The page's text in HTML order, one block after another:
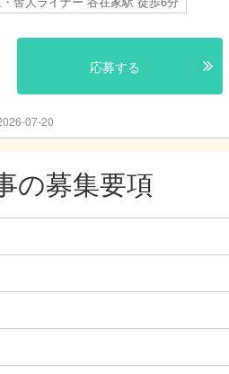
応募する
07-20
の募集要項